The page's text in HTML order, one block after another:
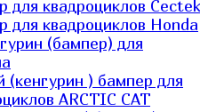
для квадроциклов Cectek
для квадроциклов Honda
(бампер) для
(кенгурин ) бампер для
ARCTIC CAT